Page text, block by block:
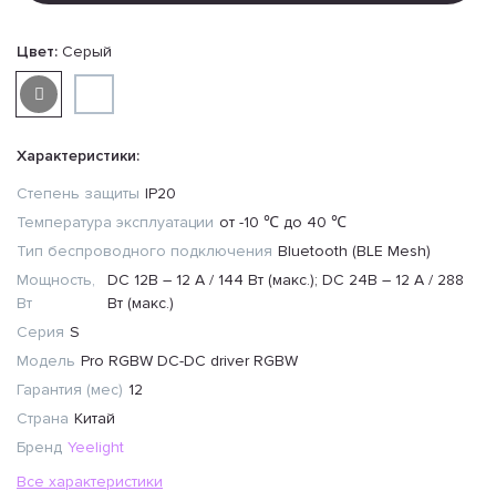
Цвет: Серый
Характеристики:
Степень защиты IP20
Температура эксплуатации от -10 ℃ до 40 ℃
Тип беспроводного подключения Bluetooth (BLE Mesh)
Мощность,
Вт
DC 12B – 12 А / 144 Bт (макc.); DC 24B – 12 А / 288
Bт (макc.)
Серия S
Модель Pro RGBW DC-DC driver RGBW
Гарантия (мес) 12
Страна Китай
Бренд Yeelight
Все характеристики